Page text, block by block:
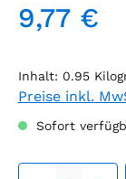
Regulärer Preis:
9,77 €
Inhalt: 0.95
Preise inkl.
Sofort